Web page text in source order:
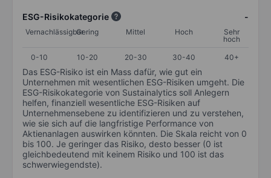
ESG-Risikokategorie -
VernachlässigbarGering Mittel Hoch
Sehr
hoch
0-10
10-20 20-30 30-40 40+
Das ESG-Risiko ist ein Mass dafür, wie gut ein
Unternehmen mit wesentlichen ESG-Risiken umgeht. Die
ESG-Risikokategorie von Sustainalytics soll Anlegern
helfen, finanziell wesentliche ESG-Risiken auf
Unternehmensebene zu identifizieren und zu verstehen,
wie sie sich auf die langfristige Performance von
Aktienanlagen auswirken könnten. Die Skala reicht von 0
bis 100. Je geringer das Risiko, desto besser (0 ist
gleichbedeutend mit keinem Risiko und 100 ist das
schwerwiegendste).